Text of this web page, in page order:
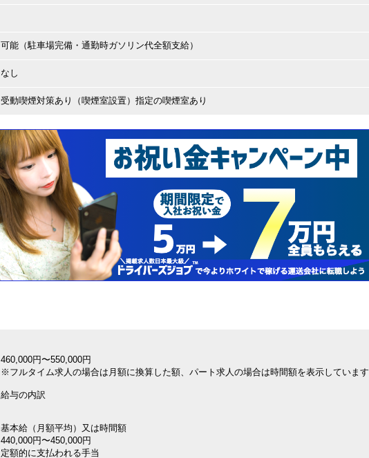
可能（駐車場完備・通勤時ガソリン代全額支給）
なし
受動喫煙対策あり（喫煙室設置）指定の喫煙室あり
460,000円〜550,000円
※フルタイム求人の場合は月額に換算した額、パート求人の場合は時間額を表示しています
給与の内訳
基本給（月額平均）又は時間額
440,000円〜450,000円
定額的に支払われる手当